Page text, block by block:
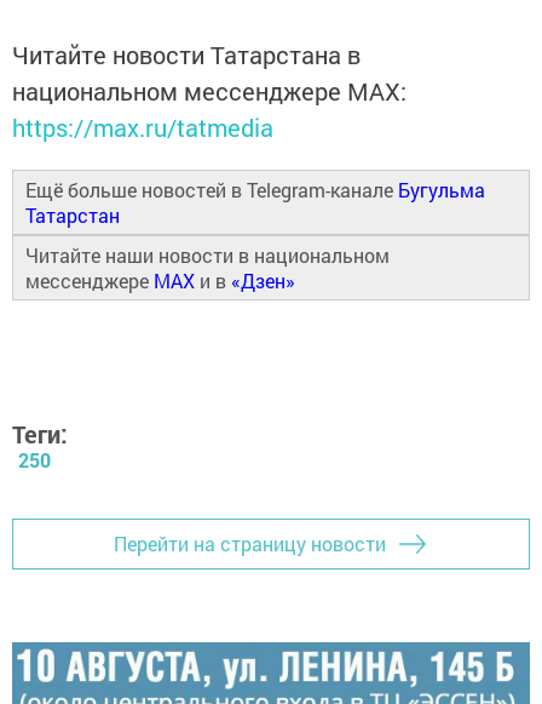
Читайте новости Татарстана в
национальном мессенджере MАХ:
https://max.ru/tatmedia
Ещё больше новостей в Telegram-канале Бугульма
Татарстан
Читайте наши новости в национальном
мессенджере MAX и в «Дзен»
Теги:
250
Перейти на страницу новости